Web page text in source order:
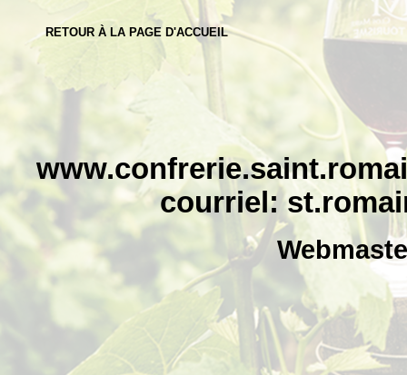
RETOUR À LA PAGE D'ACCUEIL
courriel: